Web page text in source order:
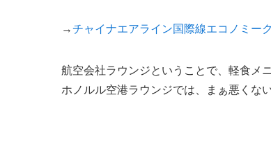
→チャイナエアライン国際線エコノミー
航空会社ラウンジということで、軽食メ
ホノルル空港ラウンジでは、まぁ悪くな